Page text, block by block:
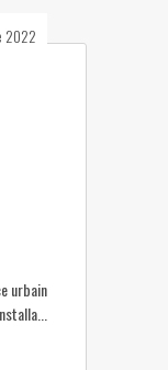
2022
urbain